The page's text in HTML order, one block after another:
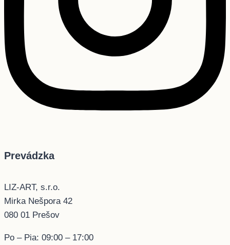
Prevádzka
LIZ-ART, s.r.o.
Mirka Nešpora 42
080 01 Prešov
Po – Pia: 09:00 – 17:00